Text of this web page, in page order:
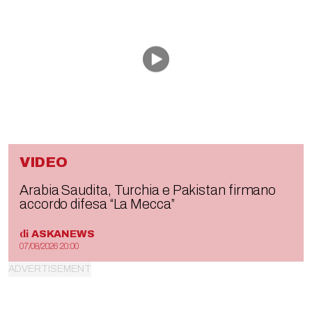
VIDEO
Arabia Saudita, Turchia e Pakistan firmano
accordo difesa “La Mecca”
di ASKANEWS
07/08/2026 20:00